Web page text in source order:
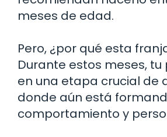
meses de edad.
Pero, ¿por qué esta
Durante estos meses, tu
en una etapa crucial de
donde aún está
comportamiento y